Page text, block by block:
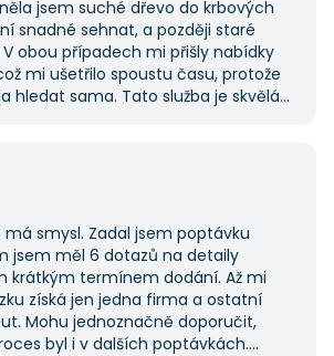
jsem suché dřevo do krbových
snadné sehnat, a později staré
obou případech mi přišly nabídky
mi ušetřilo spoustu času, protože
hledat sama. Tato služba je skvělá
má smysl. Zadal jsem poptávku
jsem měl 6 dotazů na detaily
krátkým termínem dodání. Až mi
získá jen jedna firma a ostatní
Mohu jednoznačně doporučit,
byl i v dalších poptávkách.